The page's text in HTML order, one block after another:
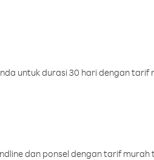
untuk durasi 30 hari dengan tarif
dan ponsel dengan tarif murah